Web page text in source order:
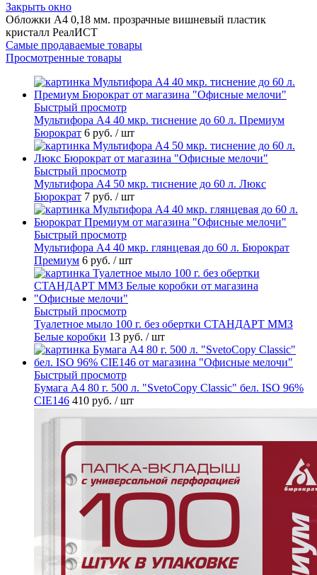
Закрыть окно
Обложки А4 0,18 мм. прозрачные вишневый пластик
кристалл РеалИСТ
Самые продаваемые товары
Просмотренные товары
Быстрый просмотр
Мультифора А4 40 мкр. тиснение до 60 л. Премиум
Бюрократ 6 руб. / шт
Быстрый просмотр
Мультифора А4 50 мкр. тиснение до 60 л. Люкс
Бюрократ 7 руб. / шт
Быстрый просмотр
Мультифора А4 40 мкр. глянцевая до 60 л. Бюрократ
Премиум 6 руб. / шт
Быстрый просмотр
Туалетное мыло 100 г. без обертки СТАНДАРТ ММЗ
Белые коробки 13 руб. / шт
Быстрый просмотр
Бумага А4 80 г. 500 л. "SvetoCopy Classic" бел. ISO 96%
CIE146 410 руб. / шт